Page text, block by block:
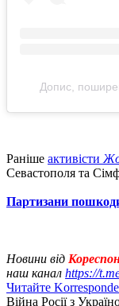
Допис,
Раніше активісти
Севастополя та
Партизани
Новини від
наш канал https://
Читайте
Війна Росії з